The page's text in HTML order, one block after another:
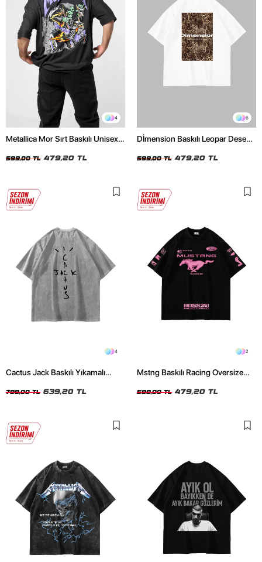
4
Metallica Mor Sırt Baskılı Unisex
599,00 TL 479,20 TL
6
Dİmension Baskılı Leopar Desenli
Tshirt
599,00 TL 479,20 TL
4
Cactus Jack Baskılı Yıkamalı
799,00 TL 639,20 TL
2
Mstng Baskılı Racing Oversize
599,00 TL 479,20 TL